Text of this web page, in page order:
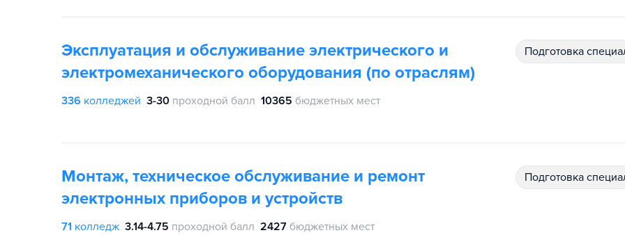
Эксплуатация и обслуживание электрического и
электромеханического оборудования (по отраслям)
подготовка
336 колледжей 3-30 проходной балл 10365 бюджетных мест
Монтаж, техническое обслуживание и ремонт
электронных приборов и устройств
подготовка
71 колледж 3.14-4.75 проходной балл 2427 бюджетных мест